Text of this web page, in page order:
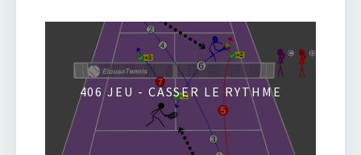
406 JEU - CASSER LE RYTHME